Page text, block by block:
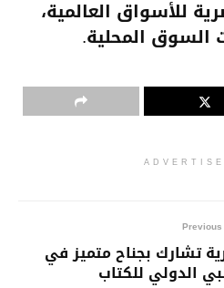
للأسواق العالمية،
السوق المحلية.
تشارك بجناح متميز في
الدولي للكتاب